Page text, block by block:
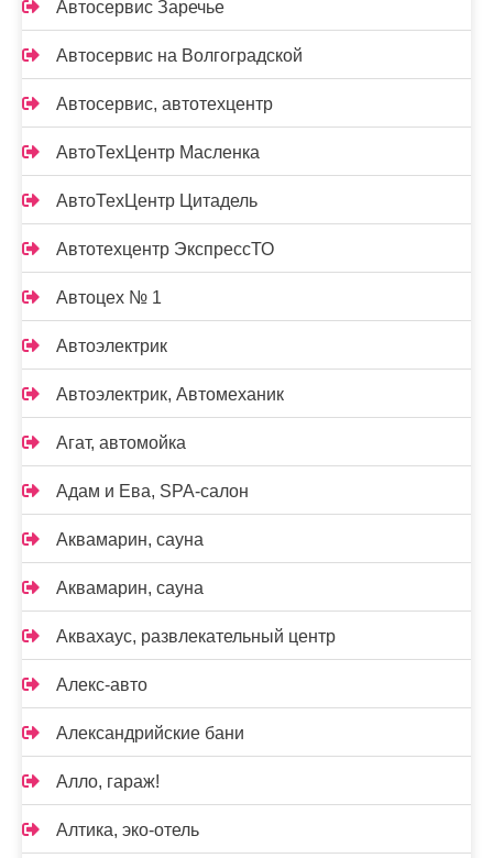
Автосервис Заречье
Автосервис на Волгоградской
Автосервис, автотехцентр
АвтоТехЦентр Масленка
АвтоТехЦентр Цитадель
Автотехцентр ЭкспрессТО
Автоцех № 1
Автоэлектрик
Автоэлектрик, Автомеханик
Агат, автомойка
Адам и Ева, SPA-салон
Аквамарин, сауна
Аквамарин, сауна
Аквахаус, развлекательный центр
Алекс-авто
Александрийские бани
Алло, гараж!
Алтика, эко-отель